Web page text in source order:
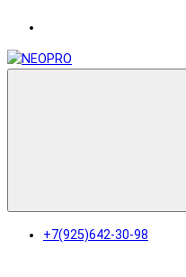
+7(925)642-30-98